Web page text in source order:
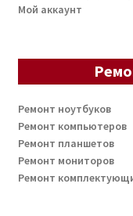
Мой аккаунт
Ремонт ноутбуков
Ремонт компьютеров
Ремонт планшетов
Ремонт мониторов
Ремонт